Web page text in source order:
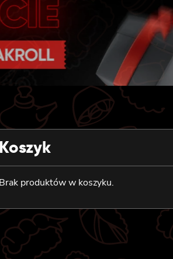
Koszyk
Brak produktów w koszyku.